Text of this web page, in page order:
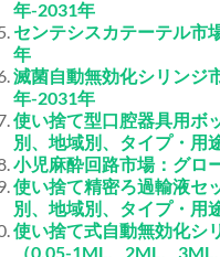
年-2031年
センテシスカテーテル市
年
滅菌自動無効化シリンジ
年-2031年
使い捨て型口腔器具用ボ
別、地域別、タイプ・用
小児麻酔回路市場：グロ
使い捨て精密ろ過輸液セ
別、地域別、タイプ・用
使い捨て式自動無効化シ
（0.05-1ML、2ML、